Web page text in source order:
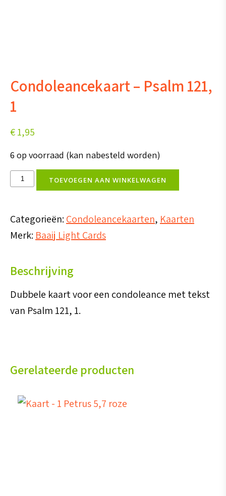
Condoleancekaart – Psalm 121,
1
€1,95
6 op voorraad (kan nabesteld worden)
Condoleancekaart
121,
1
TOEVOEGEN AAN WINKELWAGEN
Categorieën: Condoleancekaarten, Kaarten
Merk: Baaij Light Cards
Beschrijving
Dubbele kaart voor een condoleance met tekst
van Psalm 121, 1.
Gerelateerde producten